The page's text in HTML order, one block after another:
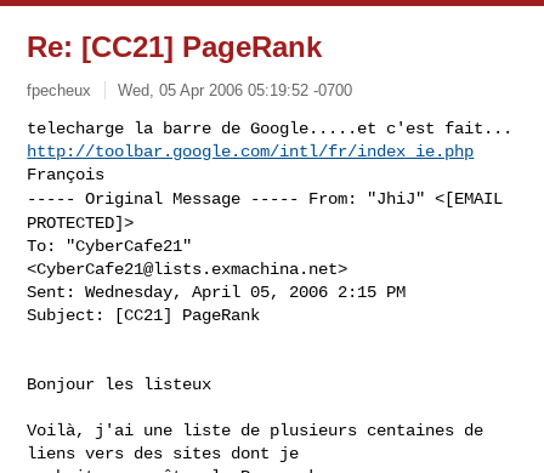
Re: [CC21] PageRank
fpecheux Wed, 05 Apr 2006 05:19:52 -0700
http://toolbar.google.com/intl/fr/index_ie.php
----- Original Message ----- From: "JhiJ" <[EMAIL
PROTECTED]>
To: "CyberCafe21"
<CyberCafe21@lists.exmachina.net>
Sent: Wednesday, April 05, 2006 2:15 PM
Subject: [CC21] PageRank
Bonjour les listeux
Voilà, j'ai une liste de plusieurs centaines de
liens vers des sites dont je